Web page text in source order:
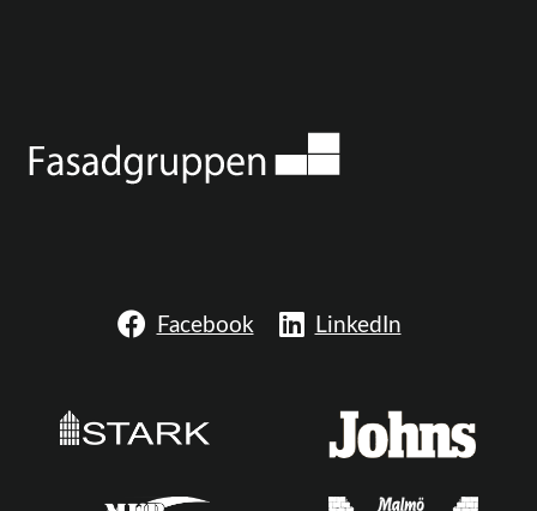
Facebook LinkedIn